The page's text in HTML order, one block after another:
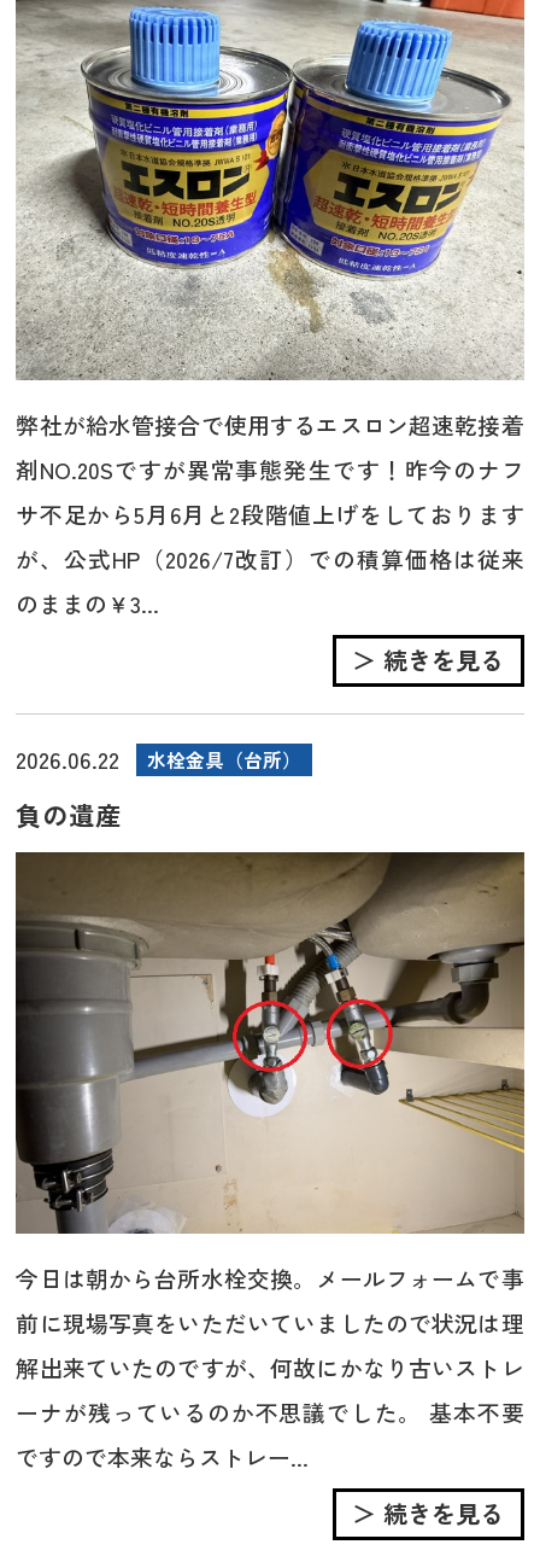
弊社が給水管接合で使用するエスロン超速乾接着
剤NO.20Sですが異常事態発生です！昨今のナフ
サ不足から5月6月と2段階値上げをしております
が、公式HP（2026/7改訂）での積算価格は従来
のままの￥3...
＞ 続きを見る
2026.06.22 水栓金具（台所）
負の遺産
今日は朝から台所水栓交換。メールフォームで事
前に現場写真をいただいていましたので状況は理
解出来ていたのですが、何故にかなり古いストレ
ーナが残っているのか不思議でした。 基本不要
ですので本来ならストレー...
＞ 続きを見る